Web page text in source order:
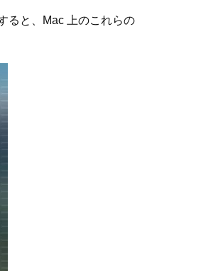
ると、Mac 上のこれらの